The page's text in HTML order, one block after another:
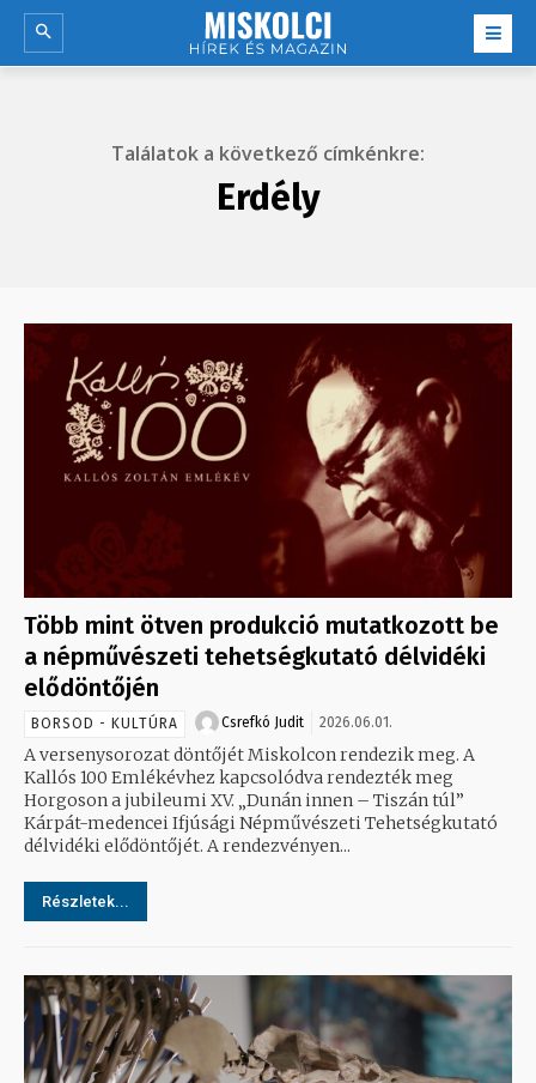
Találatok a következő címkénkre:
Erdély
Több mint ötven produkció mutatkozott be
a népművészeti tehetségkutató délvidéki
elődöntőjén
BORSOD - KULTÚRA Csrefkó Judit 2026.06.01.
A versenysorozat döntőjét Miskolcon rendezik meg. A
Kallós 100 Emlékévhez kapcsolódva rendezték meg
Horgoson a jubileumi XV. „Dunán innen – Tiszán túl”
Kárpát-medencei Ifjúsági Népművészeti Tehetségkutató
délvidéki elődöntőjét. A rendezvényen...
Részletek...